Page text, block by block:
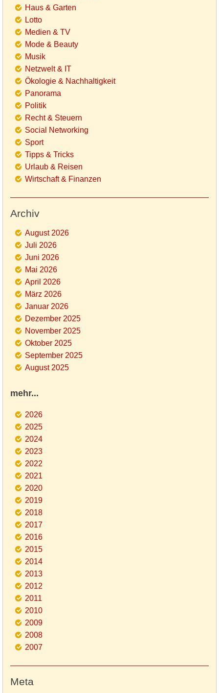
Haus & Garten
Lotto
Medien & TV
Mode & Beauty
Musik
Netzwelt & IT
Ökologie & Nachhaltigkeit
Panorama
Politik
Recht & Steuern
Social Networking
Sport
Tipps & Tricks
Urlaub & Reisen
Wirtschaft & Finanzen
Archiv
August 2026
Juli 2026
Juni 2026
Mai 2026
April 2026
März 2026
Januar 2026
Dezember 2025
November 2025
Oktober 2025
September 2025
August 2025
mehr...
2026
2025
2024
2023
2022
2021
2020
2019
2018
2017
2016
2015
2014
2013
2012
2011
2010
2009
2008
2007
Meta